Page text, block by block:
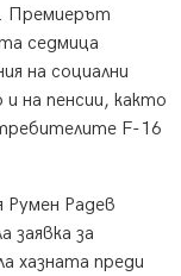
Премиерът
седмица
на социални
на пенсии, както
F-16
Радев
заявка за
хазната преди